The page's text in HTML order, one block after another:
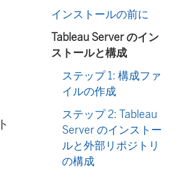
インストールの前に
Tableau Server のイン
ストールと構成
ステップ 1: 構成ファ
イルの作成
ステップ 2: Tableau
Server のインストー
ルと外部リポジトリ
の構成